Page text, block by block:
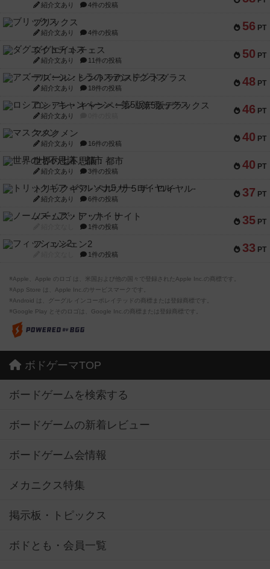
紹介文あり 4件の投稿
56 PT
ブリックス
紹介文あり 4件の投稿
50 PT
ダグエイトチェス
紹介文あり 11件の投稿
48 PT
アズール：シントラのステンドグラス
紹介文あり 18件の投稿
46 PT
ロシアン・キャンペーン：第5版デラックス
紹介文あり
40 PT
マスクメン
紹介文あり 16件の投稿
40 PT
世界の七不思議：都市
紹介文あり 3件の投稿
37 PT
トリックギア - ペルソナ5 ザ・ロイヤル-
紹介文あり 6件の投稿
35 PT
ノームズ・アット・ナイト
1件の投稿
33 PT
フィッシェン2
1件の投稿
※Apple、Apple のロゴ は、米国および他の国々で登録されたApple Inc.の商標です。
※App Store は、Apple Inc.のサービスマークです。
※Android は、グーグル インコーポレイテッドの商標または登録商標です。
※Google Play とそのロゴは、Google Inc.の商標または登録商標です。
ボドゲーマTOP
ボードゲームを検索する
ボードゲームの新着レビュー
ボードゲーム会情報
メカニクス特集
掲示板・トピックス
ボドとも・会員一覧